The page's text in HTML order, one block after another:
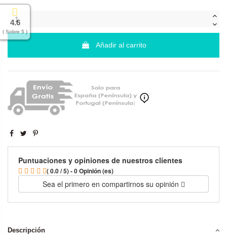
4.6
( Sobre 5 )
Añadir al carrito
Puntuaciones y opiniones de nuestros clientes
( 0.0 / 5) - 0 Opinión (es)
Sea el primero en compartirnos su opinión
Descripción